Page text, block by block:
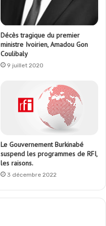
Décès tragique du premier
ministre Ivoirien, Amadou Gon
Coulibaly
9 juillet 2020
Le Gouvernement Burkinabé
suspend les programmes de RFI,
les raisons.
3 décembre 2022